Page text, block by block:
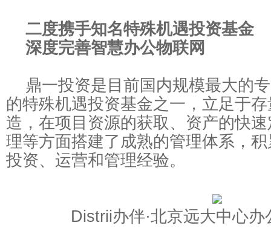
二度携手知名特殊机遇投资基金
深度完善智慧办公物联网
鼎一投资是目前国内规模最大的
的特殊机遇投资基金之一，立足于
造，在项目资源的获取、资产的快
理等方面搭建了成熟的管理体系，
投资、运营和管理经验。
Distrii办伴·北京远大中心办